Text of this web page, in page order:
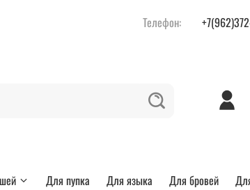
Телефон:
Для пупка Для языка Для бровей